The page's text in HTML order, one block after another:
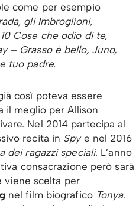
come per esempio
gli Imbroglioni,
10 Cose che odio di te,
– Grasso è bello, Juno,
tuo padre.
così poteva essere
il meglio per Allison
Nel 2014 partecipa al
recita in Spye nel 2016
dei ragazzi speciali. L’anno
consacrazione però sarà
viene scelta per
nel film biografico Tonya.